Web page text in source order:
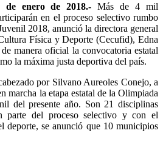
de enero de 2018.- Más de 4 mil
en el proceso selectivo rumbo
2018, anunció la directora general
Física y Deporte (Cecufid), Edna
manera oficial la convocatoria estatal
la máxima justa deportiva del país.
por Silvano Aureoles Conejo, a
marcha la etapa estatal de la Olimpiada
del presente año. Son 21 disciplinas
parte del proceso selectivo y con el
deporte, se anunció que 10 municipios